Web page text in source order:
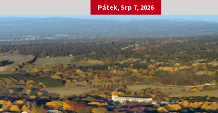
Pátek, Srp 7, 2026